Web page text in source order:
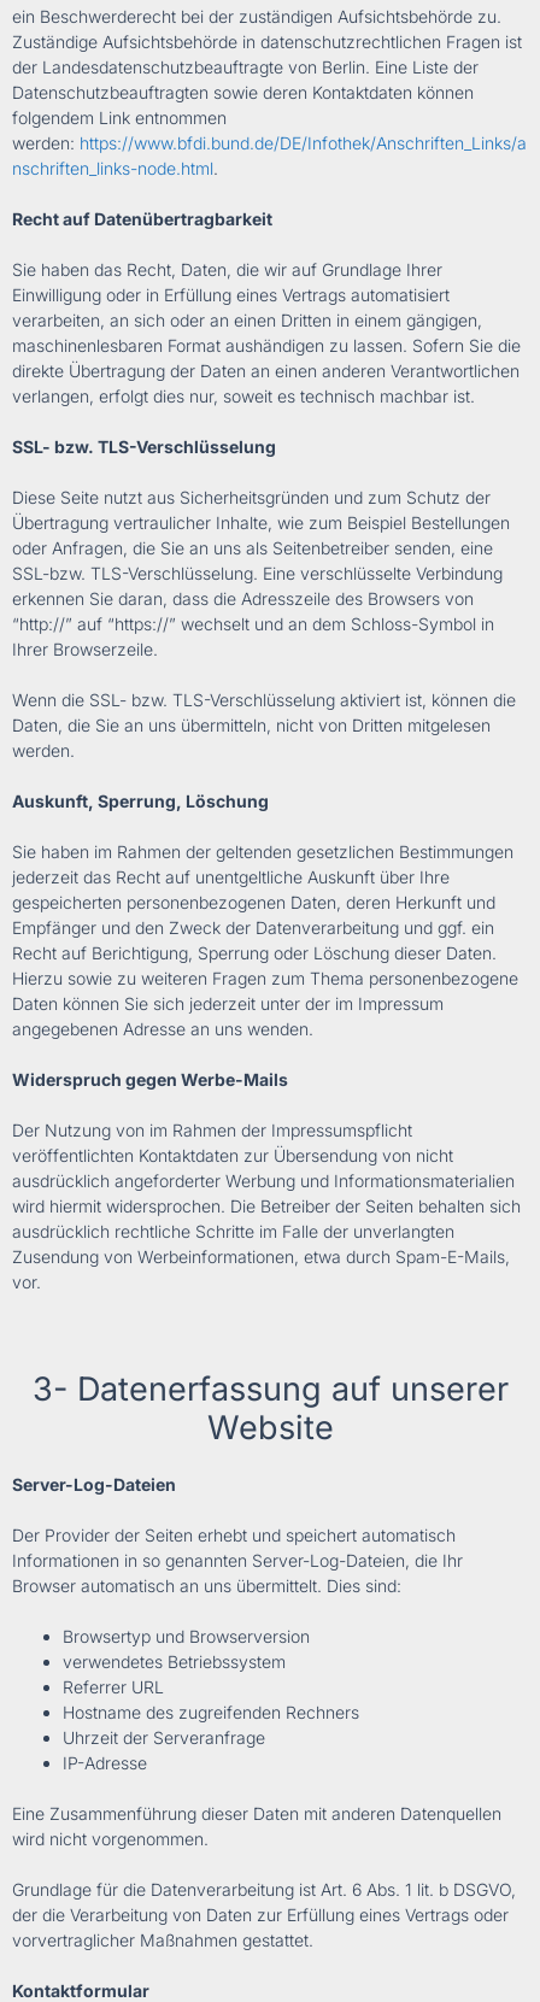
ein Beschwerderecht bei der zuständigen Aufsichtsbehörde zu.
Zuständige Aufsichtsbehörde in datenschutzrechtlichen Fragen ist
der Landesdatenschutzbeauftragte von Berlin. Eine Liste der
Datenschutzbeauftragten sowie deren Kontaktdaten können
folgendem Link entnommen
werden: https://www.bfdi.bund.de/DE/Infothek/Anschriften_Links/a
nschriften_links-node.html.
Recht auf Datenübertragbarkeit
Sie haben das Recht, Daten, die wir auf Grundlage Ihrer
Einwilligung oder in Erfüllung eines Vertrags automatisiert
verarbeiten, an sich oder an einen Dritten in einem gängigen,
maschinenlesbaren Format aushändigen zu lassen. Sofern Sie die
direkte Übertragung der Daten an einen anderen Verantwortlichen
verlangen, erfolgt dies nur, soweit es technisch machbar ist.
SSL- bzw. TLS-Verschlüsselung
Diese Seite nutzt aus Sicherheitsgründen und zum Schutz der
Übertragung vertraulicher Inhalte, wie zum Beispiel Bestellungen
oder Anfragen, die Sie an uns als Seitenbetreiber senden, eine
SSL-bzw. TLS-Verschlüsselung. Eine verschlüsselte Verbindung
erkennen Sie daran, dass die Adresszeile des Browsers von
“http://” auf “https://” wechselt und an dem Schloss-Symbol in
Ihrer Browserzeile.
Wenn die SSL- bzw. TLS-Verschlüsselung aktiviert ist, können die
Daten, die Sie an uns übermitteln, nicht von Dritten mitgelesen
werden.
Auskunft, Sperrung, Löschung
Sie haben im Rahmen der geltenden gesetzlichen Bestimmungen
jederzeit das Recht auf unentgeltliche Auskunft über Ihre
gespeicherten personenbezogenen Daten, deren Herkunft und
Empfänger und den Zweck der Datenverarbeitung und ggf. ein
Recht auf Berichtigung, Sperrung oder Löschung dieser Daten.
Hierzu sowie zu weiteren Fragen zum Thema personenbezogene
Daten können Sie sich jederzeit unter der im Impressum
angegebenen Adresse an uns wenden.
Widerspruch gegen Werbe-Mails
Der Nutzung von im Rahmen der Impressumspflicht
veröffentlichten Kontaktdaten zur Übersendung von nicht
ausdrücklich angeforderter Werbung und Informationsmaterialien
wird hiermit widersprochen. Die Betreiber der Seiten behalten sich
ausdrücklich rechtliche Schritte im Falle der unverlangten
Zusendung von Werbeinformationen, etwa durch Spam-E-Mails,
vor.
3- Datenerfassung auf unserer
Website
Server-Log-Dateien
Der Provider der Seiten erhebt und speichert automatisch
Informationen in so genannten Server-Log-Dateien, die Ihr
Browser automatisch an uns übermittelt. Dies sind:
Browsertyp und Browserversion
verwendetes Betriebssystem
Referrer URL
Hostname des zugreifenden Rechners
Uhrzeit der Serveranfrage
IP-Adresse
Eine Zusammenführung dieser Daten mit anderen Datenquellen
wird nicht vorgenommen.
Grundlage für die Datenverarbeitung ist Art. 6 Abs. 1 lit. b DSGVO,
der die Verarbeitung von Daten zur Erfüllung eines Vertrags oder
vorvertraglicher Maßnahmen gestattet.
Kontaktformular